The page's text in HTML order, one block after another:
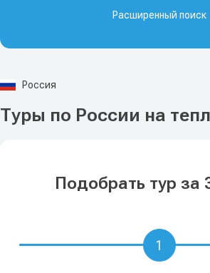
Расширенный поиск
Россия
Туры по России на
Подобрать тур за
1